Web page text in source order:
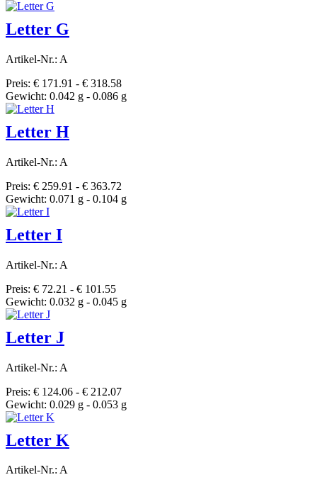
Letter G
Artikel-Nr.: A
Preis: € 171.91 - € 318.58
Gewicht: 0.042 g - 0.086 g
Letter H
Artikel-Nr.: A
Preis: € 259.91 - € 363.72
Gewicht: 0.071 g - 0.104 g
Letter I
Artikel-Nr.: A
Preis: € 72.21 - € 101.55
Gewicht: 0.032 g - 0.045 g
Letter J
Artikel-Nr.: A
Preis: € 124.06 - € 212.07
Gewicht: 0.029 g - 0.053 g
Letter K
Artikel-Nr.: A